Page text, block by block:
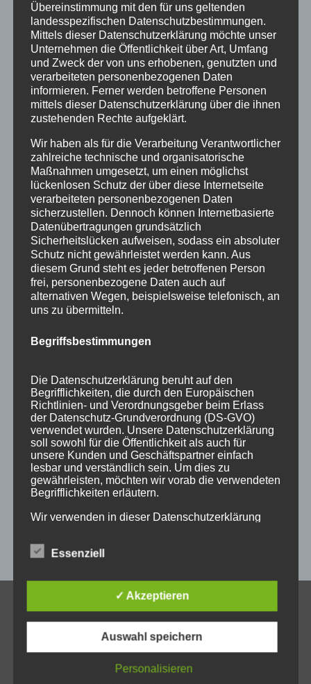
März 2016
Februar 2016
Januar 2016
November 2015
September 2015
August 2015
Juli 2015
Juni 2015
Schlagworte
allgäu Allgäuer Festwoche allgäuer holzschilder
angebote aus holz ausstellung bayern echtholz
einzelanfertigungen firmenschilder gelasert
holz holzbearbeitung
holzgeschenke holzpostkarten holzprodukte
holzschild holzschilder holzwaren individuell
kempten laser lasergravur lasergravuren messe
messestand post schild schilder schilder aus holz
sulzberg weihnachten weihnachtsgeschenke
weihnachtsmarkt
KONTAKT
Allgäuer Holzschilder
Inh. Jörg Schmid
Übereinstimmung mit den für uns geltenden
landesspezifischen Datenschutzbestimmungen.
Mittels dieser Datenschutzerklärung möchte unser
Unternehmen die Öffentlichkeit über Art, Umfang
und Zweck der von uns erhobenen, genutzten und
verarbeiteten personenbezogenen Daten
informieren. Ferner werden betroffene Personen
mittels dieser Datenschutzerklärung über die ihnen
zustehenden Rechte aufgeklärt.
Wir haben als für die Verarbeitung Verantwortlicher
zahlreiche technische und organisatorische
Maßnahmen umgesetzt, um einen möglichst
lückenlosen Schutz der über diese Internetseite
verarbeiteten personenbezogenen Daten
sicherzustellen. Dennoch können Internetbasierte
Datenübertragungen grundsätzlich
Sicherheitslücken aufweisen, sodass ein absoluter
Schutz nicht gewährleistet werden kann. Aus
diesem Grund steht es jeder betroffenen Person
frei, personenbezogene Daten auch auf
alternativen Wegen, beispielsweise telefonisch, an
uns zu übermitteln.
Begriffsbestimmungen
Die Datenschutzerklärung beruht auf den
Begrifflichkeiten, die durch den Europäischen
Richtlinien- und Verordnungsgeber beim Erlass
der Datenschutz-Grundverordnung (DS-GVO)
verwendet wurden. Unsere Datenschutzerklärung
soll sowohl für die Öffentlichkeit als auch für
unsere Kunden und Geschäftspartner einfach
lesbar und verständlich sein. Um dies zu
gewährleisten, möchten wir vorab die verwendeten
Begrifflichkeiten erläutern.
Wir verwenden in dieser Datenschutzerklärung
Personenbezogene Daten sind alle Informationen,
die sich auf eine identifizierte oder identifizierbare
natürliche Person (im Folgenden „betroffene
Person") beziehen. Als identifizierbar wird eine
natürliche Person angesehen, die direkt oder
Essenziell
✓ Akzeptieren
Auswahl speichern
Personalisieren